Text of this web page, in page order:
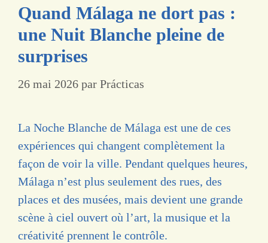
Quand Málaga ne dort pas :
une Nuit Blanche pleine de
surprises
26 mai 2026 par Prácticas
La Noche Blanche de Málaga est une de ces
expériences qui changent complètement la
façon de voir la ville. Pendant quelques heures,
Málaga n’est plus seulement des rues, des
places et des musées, mais devient une grande
scène à ciel ouvert où l’art, la musique et la
créativité prennent le contrôle.